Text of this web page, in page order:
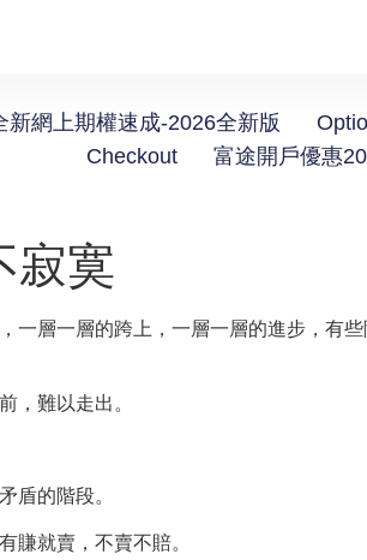
新網上期權速成-2026全新版
Checkout
富途開戶優惠
寂寞
一層一層的跨上，一層一層的進步，有
，難以走出。
盾的階段。
賺就賣，不賣不賠。